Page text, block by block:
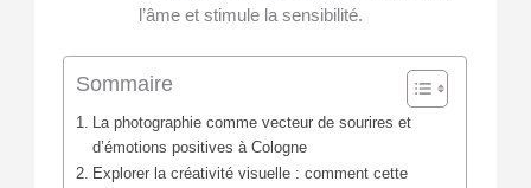
l’âme et stimule la sensibilité.
Sommaire
La photographie comme vecteur de sourires et
d’émotions positives à Cologne
Explorer la créativité visuelle : comment cette